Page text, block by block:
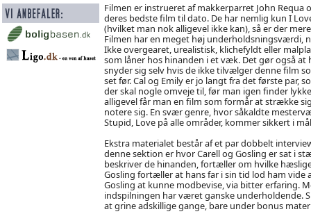
Filmen er instrueret af makkerparret John Requa
deres bedste film til dato. De har nemlig kun I
(hvilket man nok alligevel ikke kan), så er der
Filmen har en meget høj underholdsningsværdi,
Ikke overgearet, urealistisk, klichefyldt eller
som låner hos hinanden i et væk. Det gør også
snyder sig selv hvis de ikke tilvælger denne film
set før. Cal og Emily er jo langt fra det første par,
der skal nogle omveje til, før man igen finder
alligevel får man en film som formår at strække
notere sig. En svær genre, hvor såkaldte
Stupid, Love på alle områder, kommer sikkert i
Ekstra materialet består af et par dobbelt
denne sektion er hvor Carell og Gosling er sat i
beskriver de hinanden, fortæller om hvilke
Gosling fortæller at hans far i sin tid lod ham
Gosling at kunne modbevise, via bitter erfaring.
indspilningen har været ganske underholdende.
at grine adskillige gange, bare under bonus